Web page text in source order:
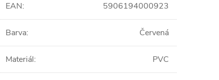
EAN: 5906194000923
Barva: Červená
Materiál: PVC